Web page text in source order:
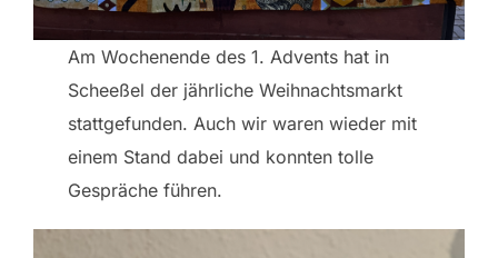
Am Wochenende des 1. Advents hat in
Scheeßel der jährliche Weihnachtsmarkt
stattgefunden. Auch wir waren wieder mit
einem Stand dabei und konnten tolle
Gespräche führen.